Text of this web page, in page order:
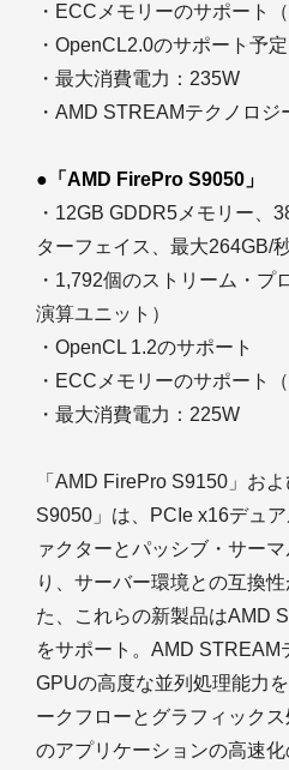
・ECCメモリーのサポート（
・OpenCL2.0のサポート予定
・最大消費電力：235W
・AMD STREAMテクノロジ
●「AMD FirePro S9050」
・12GB GDDR5メモリー、
ターフェイス、最大264GB/
・1,792個のストリーム・プ
演算ユニット）
・OpenCL 1.2のサポート
・ECCメモリーのサポート
・最大消費電力：225W
「AMD FirePro S9150」お
S9050」は、PCIe x16デュ
ァクターとパッシブ・サー
り、サーバー環境との互換
た、これらの新製品はAMD
をサポート。AMD STREAM
GPUの高度な並列処理能力
ークフローとグラフィック
のアプリケーションの高速